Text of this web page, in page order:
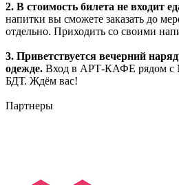
2. В стоимость билета не входит
напитки вы сможете заказать до
отдельно. Приходить со своими
3. Приветствуется вечерний
одежде. Вход в АРТ-КАФЕ рядом с
БДТ. Ждём вас!
Партнеры